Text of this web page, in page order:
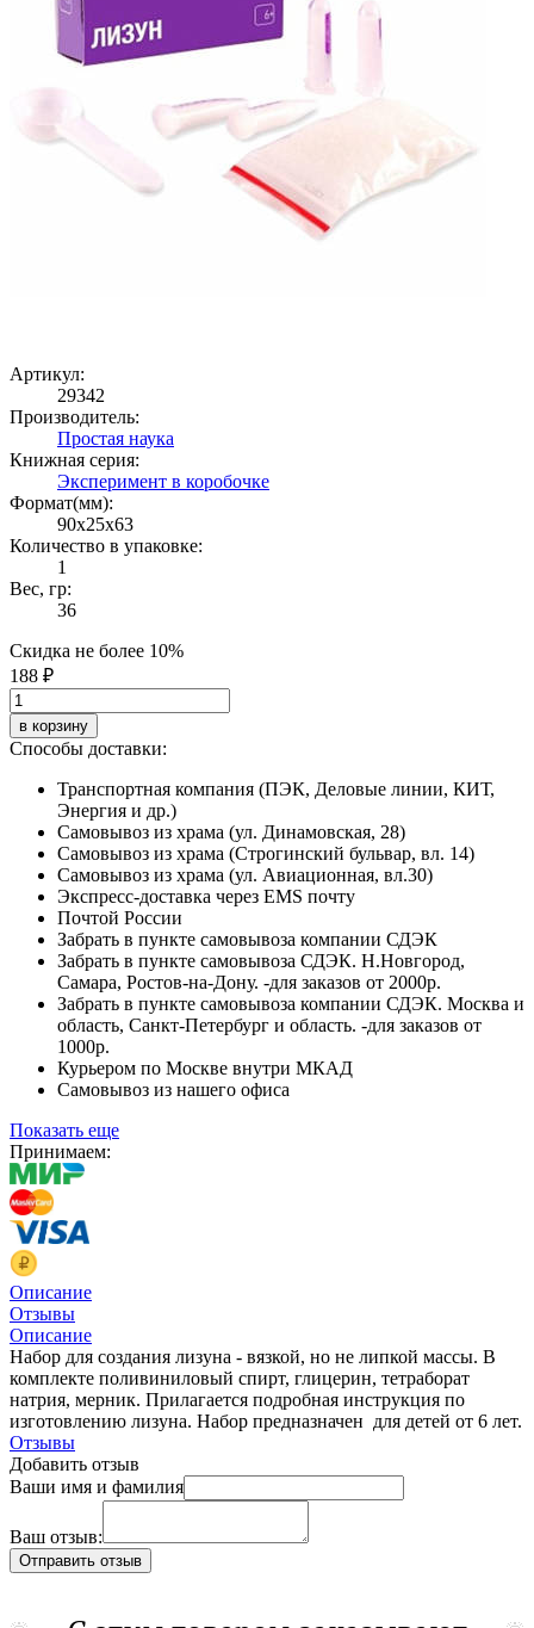
Артикул:
29342
Производитель:
Простая наука
Книжная серия:
Эксперимент в коробочке
Формат(мм):
90x25x63
Количество в упаковке:
1
Вес, гр:
36
Скидка не более 10%
188 ₽
в корзину
Способы доставки:
Транспортная компания (ПЭК, Деловые линии, КИТ,
Энергия и др.)
Самовывоз из храма (ул. Динамовская, 28)
Самовывоз из храма (Строгинский бульвар, вл. 14)
Самовывоз из храма (ул. Авиационная, вл.30)
Экспресс-доставка через EMS почту
Почтой России
Забрать в пункте самовывоза компании СДЭК
Забрать в пункте самовывоза СДЭК. Н.Новгород,
Самара, Ростов-на-Дону. -для заказов от 2000р.
Забрать в пункте самовывоза компании СДЭК. Москва и
область, Санкт-Петербург и область. -для заказов от
1000р.
Курьером по Москве внутри МКАД
Самовывоз из нашего офиса
Показать еще
Принимаем:
Описание
Отзывы
Описание
Набор для создания лизуна - вязкой, но не липкой массы. В
комплекте поливиниловый спирт, глицерин, тетраборат
натрия, мерник. Прилагается подробная инструкция по
изготовлению лизуна. Набор предназначен для детей от 6 лет.
Отзывы
Добавить отзыв
Ваши имя и фамилия
Ваш отзыв: